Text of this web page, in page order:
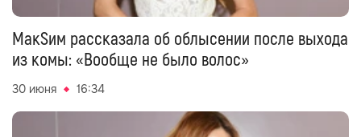
МакSим рассказала об облысении после выхода
из комы: «Вообще не было волос»
30 июня 16:34